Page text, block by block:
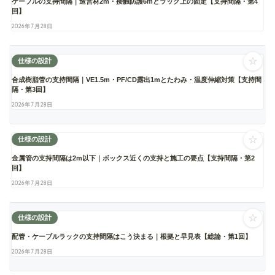
回】
2026年7月28日
仕様の設計
合成樹脂管の支持間隔｜VE1.5m・PF/CD露出1mとたわみ・温度伸縮対策【支持間
隔・第3回】
2026年7月28日
☆
仕様の設計
金属管の支持間隔は2m以下｜ボックス近くの支持と施工の要点【支持間隔・第2
回】
2026年7月28日
☆
仕様の設計
配管・ケーブルラックの支持間隔はこう決まる｜根拠と早見表【総論・第1回】
2026年7月28日
☆